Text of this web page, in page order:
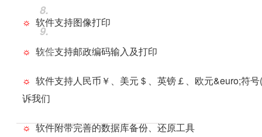
☼ 软件支持图像打印
☼ 软件支持邮政编码输入及打印
☼ 软件支持人民币￥、美元＄、英镑￡、欧元&euro;符
诉我们
☼软件附带完善的数据库备份、还原工具
8.
9.
10.